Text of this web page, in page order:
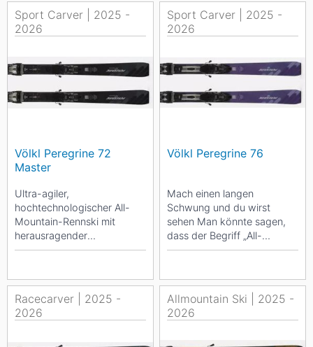
Sport Carver | 2025 -
2026
Völkl Peregrine 72
Master
Ultra-agiler,
hochtechnologischer All-
Mountain-Rennski mit
herausragender
Vielseitigkeit Mit dem neuen
das...
Sport Carver | 2025 -
2026
Völkl Peregrine 76
Mach einen langen
Schwung und du wirst
sehen Man könnte sagen,
dass der Begriff „All-
Mountain“ speziell für den
Racecarver | 2025 -
2026
Allmountain Ski | 2025 -
2026